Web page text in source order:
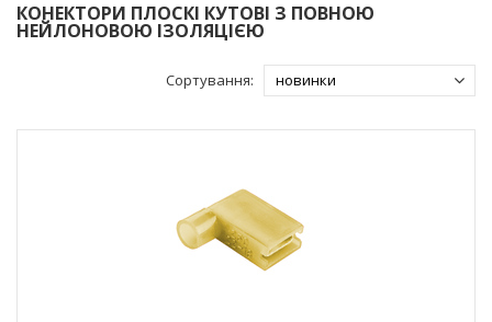
КОНЕКТОРИ ПЛОСКІ КУТОВІ З ПОВНОЮ
НЕЙЛОНОВОЮ ІЗОЛЯЦІЄЮ
Сортування: